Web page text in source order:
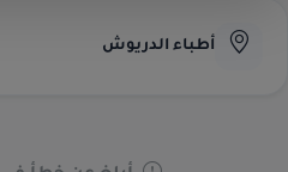
أطباء الدريوش